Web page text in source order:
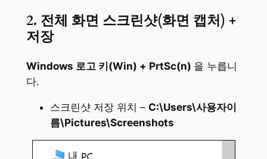
2. 전체 화면 스크린샷(화면 캡처) +
저장
Windows 로고 키(Win) + PrtSc(n) 을 누릅니
다.
스크린샷 저장 위치 – C:\Users\사용자이
름\Pictures\Screenshots